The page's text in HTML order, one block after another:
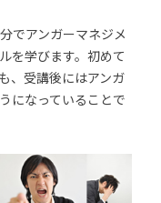
でアンガーマネジメ
を学びます。初めて
、受講後にはアンガ
になっていることで